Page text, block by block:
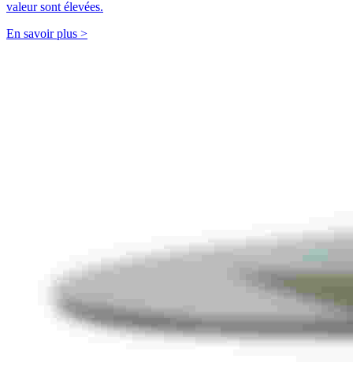
valeur sont élevées.
En savoir plus >